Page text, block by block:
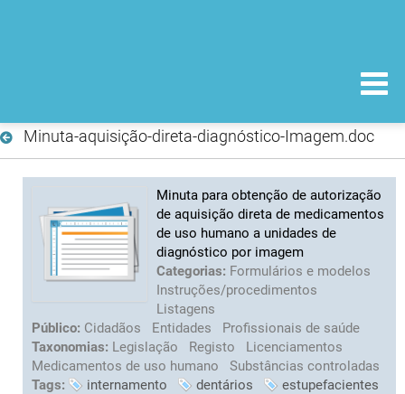
Minuta-aquisição-direta-diagnóstico-Imagem.doc
Minuta para obtenção de autorização
de aquisição direta de medicamentos
de uso humano a unidades de
diagnóstico por imagem
Categorias: Formulários e modelos
Instruções/procedimentos
Listagens
Público: Cidadãos Entidades
Profissionais de saúde
Taxonomias: Legislação Registo
Licenciamentos
Medicamentos de uso humano
Substâncias controladas
Tags:
internamento dentários
estupefacientes